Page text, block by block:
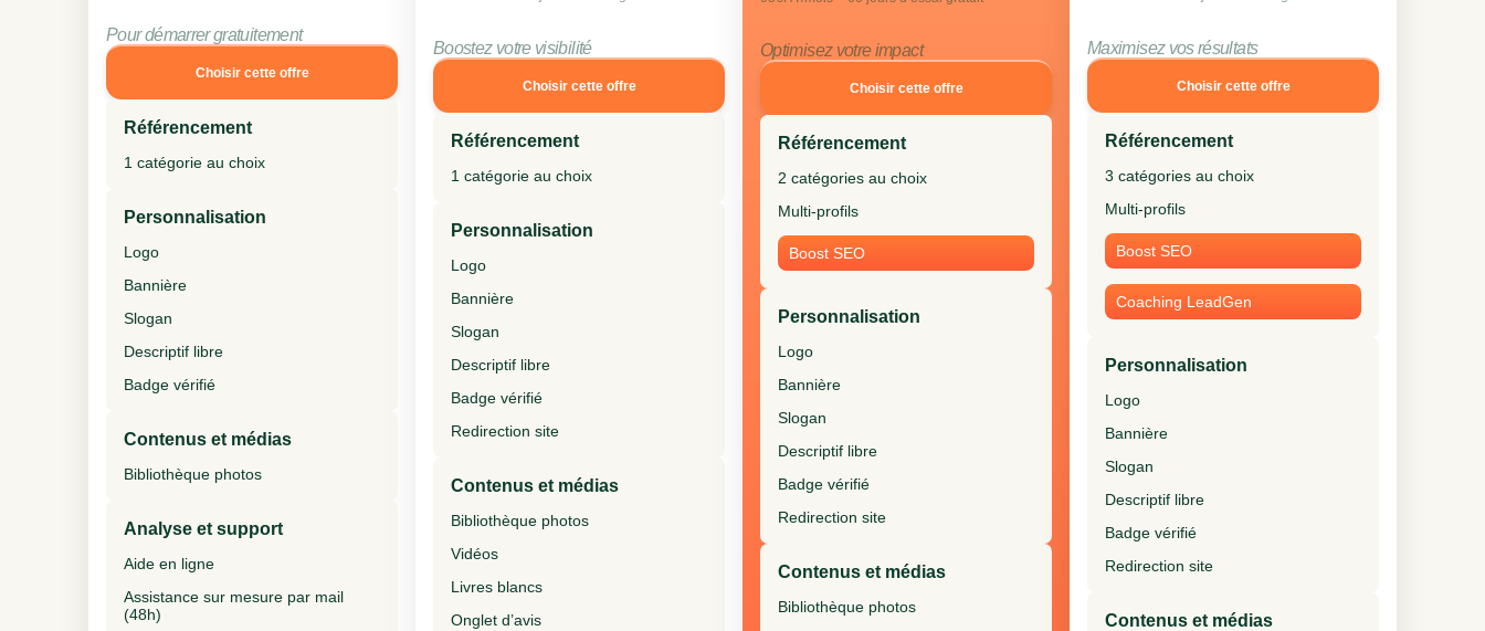
Pour démarrer gratuitement
Choisir cette offre
Référencement
1 catégorie au choix
Personnalisation
Logo
Bannière
Slogan
Descriptif libre
Badge vérifié
Contenus et médias
Bibliothèque photos
Analyse et support
Aide en ligne
Assistance sur mesure par mail
(48h)
Boostez votre visibilité
Choisir cette offre
Référencement
1 catégorie au choix
Personnalisation
Logo
Bannière
Slogan
Descriptif libre
Badge vérifié
Redirection site
Contenus et médias
Bibliothèque photos
Vidéos
Livres blancs
Onglet d’avis
Optimisez votre impact
Choisir cette offre
Référencement
2 catégories au choix
Multi-profils
Boost SEO
Personnalisation
Logo
Bannière
Slogan
Descriptif libre
Badge vérifié
Redirection site
Contenus et médias
Bibliothèque photos
Maximisez vos résultats
Choisir cette offre
Référencement
3 catégories au choix
Multi-profils
Boost SEO
Coaching LeadGen
Personnalisation
Logo
Bannière
Slogan
Descriptif libre
Badge vérifié
Redirection site
Contenus et médias